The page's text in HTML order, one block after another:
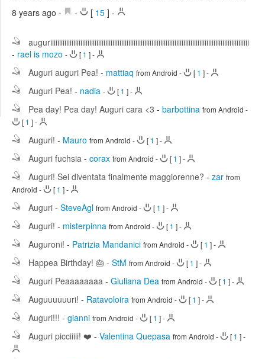
of
:LISTS
Edit
Search
8 years ago - - [ 15 ] -
auguriiiiiiiiiiiiiiiiiiiiiiiiiiiiiiiiiiiiiiiiiiiiiiiiiiiiiiiiiiiiiiiiiiiiiiiiiiiiiiiiiiiiiiiiiiiiiiiiiiiiiiiiiiiiiiii
- rael is mozo - [ 1 ]-
Auguri auguri Pea! - mattiaq from Android - [ 1 ]-
Auguri Pea! - nadia - [ 1 ]-
Pea day! Pea day! Auguri cara <3 - barbottina from Android -
[ 1 ]-
Auguri! - Mauro from Android - [ 1 ]-
Auguri fuchsia - corax from Android - [ 1 ]-
Auguri! Sei diventata finalmente maggiorenne? - zar from
Android - [ 1 ]-
Auguri - SteveAgl from Android - [ 1 ]-
Auguri! - misterpinna from Android - [ 1 ]-
Auguroni! - Patrizia Mandanici from Android - [ 1 ]-
Happea Birthday! 🎂 - StM from Android - [ 1 ]-
Auguri Peaaaaaaaa - Giuliana Dea from Android - [ 1 ]-
Auguuuuuuri! - Ratavoloira from Android - [ 1 ]-
Auguri!!! - gianni from Android - [ 1 ]-
Auguri picciiiii! ❤️ - Valentina Quepasa from Android - [ 1 ]-